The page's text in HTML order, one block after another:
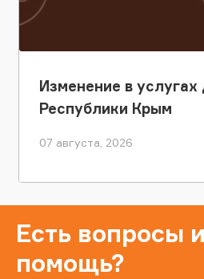
Изменение в услугах
Республики Крым
07 августа, 2026
Есть вопросы
помощь?